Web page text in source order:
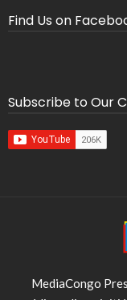
Find Us on
Subscribe to Our
MediaCongo